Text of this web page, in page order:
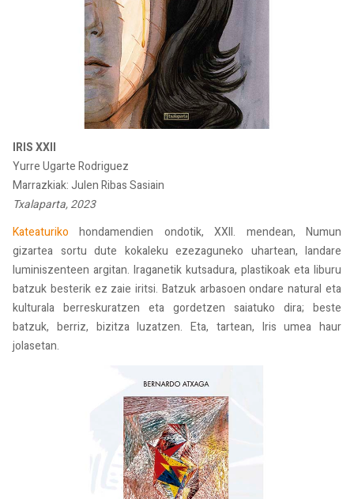
IRIS XXII
Yurre Ugarte Rodriguez
Marrazkiak: Julen Ribas Sasiain
Txalaparta, 2023
Kateaturiko hondamendien ondotik, XXII. mendean, Numun
gizartea sortu dute kokaleku ezezaguneko uhartean, landare
luminiszenteen argitan. Iraganetik kutsadura, plastikoak eta liburu
batzuk besterik ez zaie iritsi. Batzuk arbasoen ondare natural eta
kulturala berreskuratzen eta gordetzen saiatuko dira; beste
batzuk, berriz, bizitza luzatzen. Eta, tartean, Iris umea haur
jolasetan.